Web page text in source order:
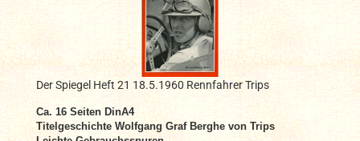
Der Spiegel Heft 21 18.5.1960 Rennfahrer Trips
Ca. 16 Seiten DinA4
Titelgeschichte Wolfgang Graf Berghe von Trips